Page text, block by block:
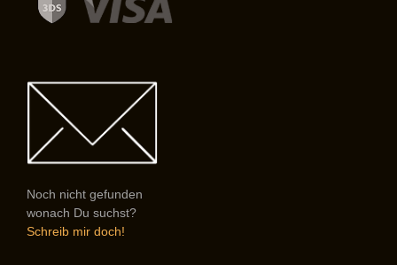
Noch nicht gefunden
wonach Du suchst?
Schreib mir doch!